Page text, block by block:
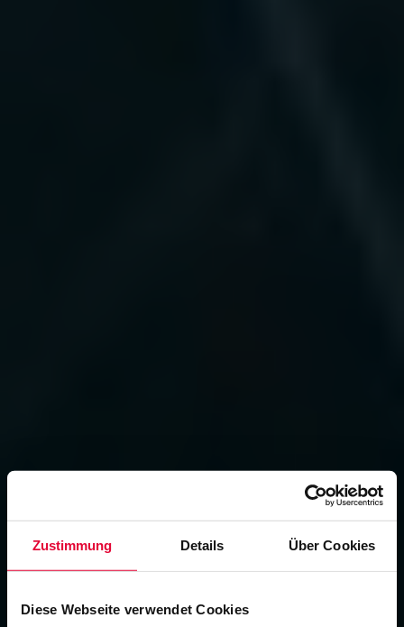
Zustimmung Details Über Cookies
Diese Webseite verwendet Cookies